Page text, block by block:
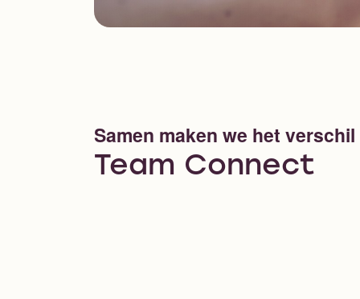
Samen maken we het verschil
Team Connect